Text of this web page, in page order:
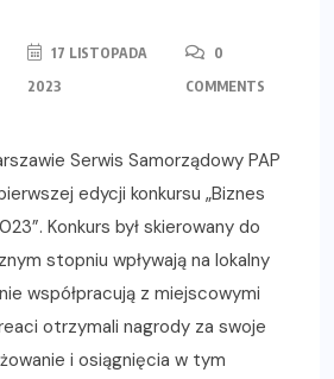
17 LISTOPADA
2023
0
COMMENTS
Serwis Samorządowy PAP
edycji konkursu „Biznes
Konkurs był skierowany do
stopniu wpływają na lokalny
współpracują z miejscowymi
otrzymali nagrody za swoje
i osiągnięcia w tym